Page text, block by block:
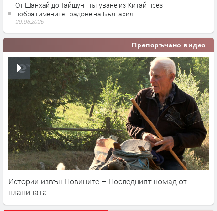
От Шанхай до Тайшун: пътуване из Китай през
побратимените градове на България
20.06.2026
Препоръчано видео
Истории извън Новините – Последният номад от
планината